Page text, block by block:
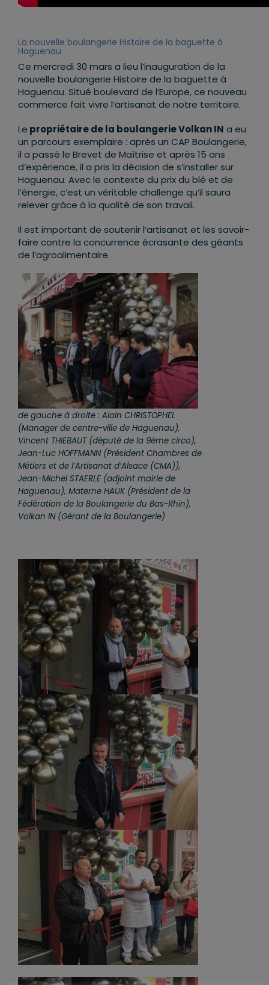
La nouvelle boulangerie Histoire de la baguette à
Haguenau
Ce mercredi 30 mars a lieu l’inauguration de la
nouvelle boulangerie Histoire de la baguette à
Haguenau. Situé boulevard de l’Europe, ce nouveau
commerce fait vivre l’artisanat de notre territoire.
Le propriétaire de la boulangerie Volkan IN a eu
un parcours exemplaire : après un CAP Boulangerie,
il a passé le Brevet de Maîtrise et après 15 ans
d’expérience, il a pris la décision de s’installer sur
Haguenau. Avec le contexte du prix du blé et de
l’énergie, c’est un véritable challenge qu’il saura
relever grâce à la qualité de son travail.
Il est important de soutenir l’artisanat et les savoir-
faire contre la concurrence écrasante des géants
de l’agroalimentaire.
de gauche à droite : Alain CHRISTOPHEL
(Manager de centre-ville de Haguenau),
Vincent THIEBAUT (député de la 9ème circo),
Jean-Luc HOFFMANN (Président Chambres de
Métiers et de l’Artisanat d’Alsace (CMA)),
Jean-Michel STAERLE (adjoint mairie de
Haguenau), Materne HAUK (Président de la
Fédération de la Boulangerie du Bas-Rhin),
Volkan IN (Gérant de la Boulangerie)